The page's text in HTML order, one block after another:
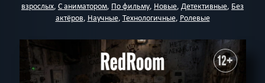
взрослых, С аниматором, По фильму, Новые, Детективные, Без
актёров, Научные, Технологичные, Ролевые
12+